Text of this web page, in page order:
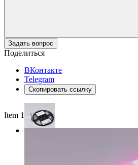
Задать вопрос
Поделиться
ВКонтакте
Telegram
Скопировать ссылку
Item 1 of 3